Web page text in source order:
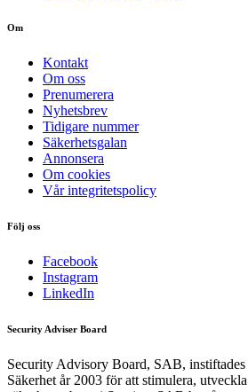
Om
Kontakt
Om oss
Prenumerera
Nyhetsbrev
Tidigare nummer
Säkerhetsgalan
Annonsera
Om cookies
Vår integritetspolicy
Följ oss
Facebook
Instagram
LinkedIn
Security Adviser Board
Security Advisory Board, SAB,
Säkerhet år 2003 för att stimulera,